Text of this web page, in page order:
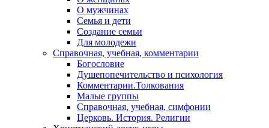
О мужчинах
Семья и дети
Создание семьи
Для молодежи
Справочная, учебная, комментарии
Богословие
Душепопечительство и психология
Комментарии.Толкования
Малые группы
Справочная, учебная, симфонии
Церковь. История. Религии